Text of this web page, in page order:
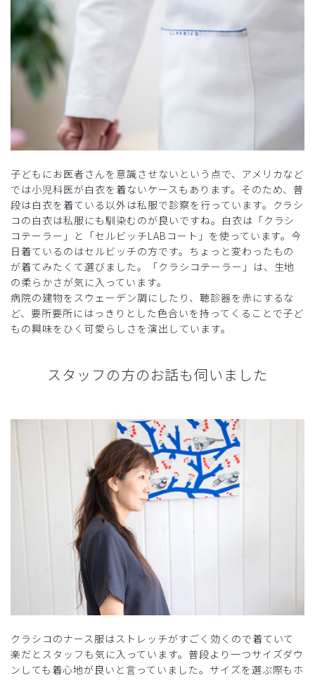
子どもにお医者さんを意識させないという点で、アメリカなど
では小児科医が白衣を着ないケースもあります。そのため、普
段は白衣を着ている以外は私服で診察を行っています。クラシ
コの白衣は私服にも馴染むのが良いですね。白衣は「クラシ
コテーラー」と「セルビッチLABコート」を使っています。今
日着ているのはセルビッチの方です。ちょっと変わったもの
が着てみたくて選びました。「クラシコテーラー」は、生地
の柔らかさが気に入っています。
病院の建物をスウェーデン調にしたり、聴診器を赤にするな
ど、要所要所にはっきりとした色合いを持ってくることで子ど
もの興味をひく可愛らしさを演出しています。
スタッフの方のお話も伺いました
クラシコのナース服はストレッチがすごく効くので着ていて
楽だとスタッフも気に入っています。普段より一つサイズダウ
ンしても着心地が良いと言っていました。サイズを選ぶ際もホ